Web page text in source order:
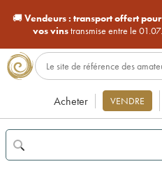
🚚Vendeurs : transport offert
vos vinstransmise entre le
Acheter VENDRE